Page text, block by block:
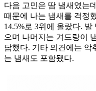
다음 고민은 땀 냄새였는
때문에 나는 냄새를 걱정
14.5%로 3위에 올랐다.
으며 나머지는 겨드랑이
답했다. 기타 의견에는 악
는 냄새도 포함됐다.